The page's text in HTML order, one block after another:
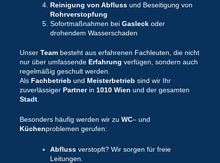
Reinigung von Abfluss und Beseitigung von
Rohrverstopfung
Sofortmaßnahmen bei Gasleck oder
drohendem Wasserschaden
Unser Team besteht aus erfahrenen Fachleuten, die nicht
nur über umfassende Erfahrung verfügen, sondern auch
regelmäßig geschult werden.
Als Fachbetrieb und Meisterbetrieb sind wir Ihr
zuverlässiger Partnerin 1010 Wien und der gesamten
Stadt
Besonders häufig werden wir zu WC– und
Küchenproblemen gerufen:
Abfluss verstopft? Wir sorgen für freie
Leitungen.